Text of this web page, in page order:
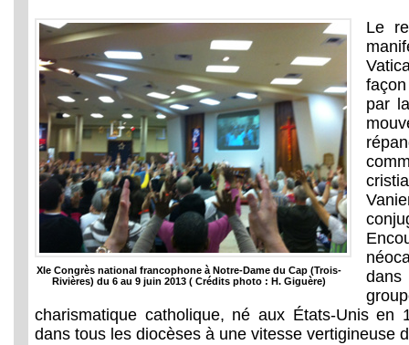
XIe Congrès national francophone à Notre-Dame du Cap (Trois-
Rivières) du 6 au 9 juin 2013 ( Crédits photo : H. Giguère)
Le
par
charismatique catholique, né aux États-Unis en
dans tous les diocèses à une vitesse vertigineuse